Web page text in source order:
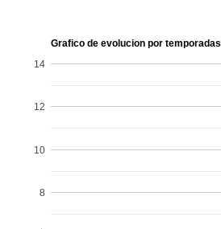
Grafico de evolucion por temporadas
8
10
12
14